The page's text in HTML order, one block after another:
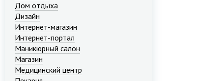
Дом отдыха
Дизайн
Интернет-магазин
Интернет-портал
Маникюрный салон
Магазин
Медицинский центр